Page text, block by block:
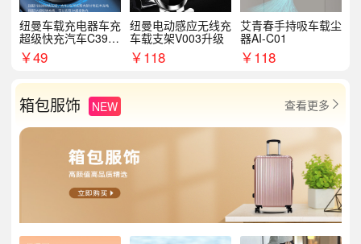
纽曼车载充电器车充
超级快充汽车C39提
手拉环
￥49
纽曼电动感应无线充
车载支架V003升级
￥118
艾青春手持吸车载尘
器AI-C01
￥118
箱包服饰 NEW 查看更多 